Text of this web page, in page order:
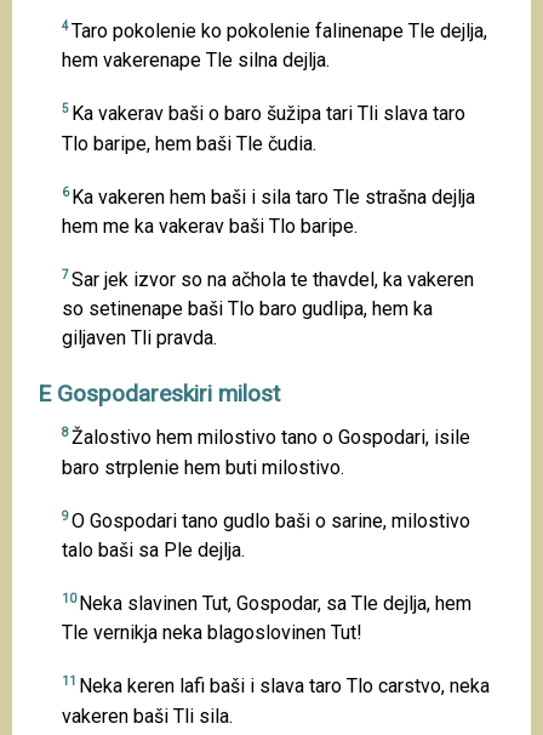
4Taro pokolenie ko pokolenie falinenape Tle dejlja,
hem vakerenape Tle silna dejlja.
5 Ka vakerav baši o baro šužipa tari Tli slava taro
Tlo baripe, hem baši Tle čudia.
6 Ka vakeren hem baši i sila taro Tle strašna dejlja
hem me ka vakerav baši Tlo baripe.
7Sar jek izvor so na ačhola te thavdel, ka vakeren
so setinenape baši Tlo baro gudlipa, hem ka
giljaven Tli pravda.
E Gospodareskiri milost
8Žalostivo hem milostivo tano o Gospodari, isile
baro strplenie hem buti milostivo.
9O Gospodari tano gudlo baši o sarine, milostivo
talo baši sa Ple dejlja.
10 Neka slavinen Tut, Gospodar, sa Tle dejlja, hem
Tle vernikja neka blagoslovinen Tut!
11
Neka keren lafi baši i slava taro Tlo carstvo, neka
vakeren baši Tli sila.